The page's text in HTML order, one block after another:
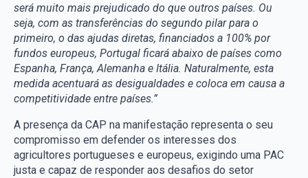
será muito mais prejudicado do que outros países. Ou
seja, com as transferências do segundo pilar para o
primeiro, o das ajudas diretas, financiados a 100% por
fundos europeus, Portugal ficará abaixo de países como
Espanha, França, Alemanha e Itália. Naturalmente, esta
medida acentuará as desigualdades e coloca em causa a
competitividade entre países.”
A presença da CAP na manifestação representa o seu
compromisso em defender os interesses dos
agricultores portugueses e europeus, exigindo uma PAC
justa e capaz de responder aos desafios do setor